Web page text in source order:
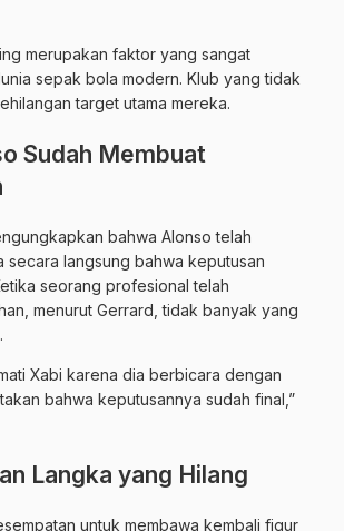
merupakan faktor yang sangat
sepak bola modern. Klub yang tidak
target utama mereka.
Sudah Membuat
bahwa Alonso telah
secara langsung bahwa keputusan
seorang profesional telah
menurut Gerrard, tidak banyak yang
Xabi karena dia berbicara dengan
bahwa keputusannya sudah final,”
Langka yang Hilang
untuk membawa kembali figur